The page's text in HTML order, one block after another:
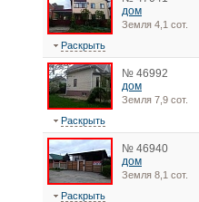
дом
Земля 4,1 сот.
Раскрыть
№ 46992
дом
Земля 7,9 сот.
Раскрыть
№ 46940
дом
Земля 8,1 сот.
Раскрыть